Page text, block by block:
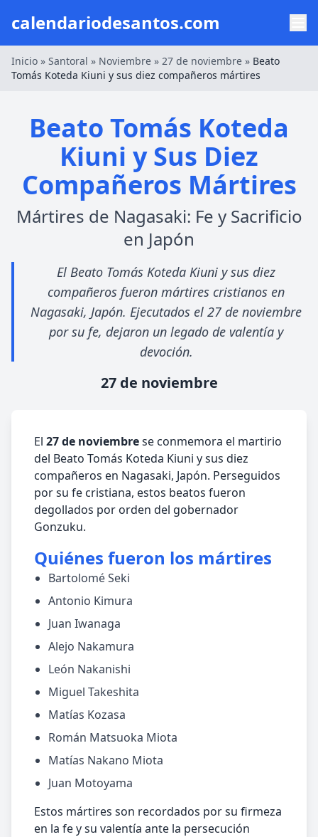
calendariodesantos.com
Inicio » Santoral » Noviembre » 27 de noviembre » Beato
Tomás Koteda Kiuni y sus diez compañeros mártires
Beato Tomás Koteda
Kiuni y Sus Diez
Compañeros Mártires
Mártires de Nagasaki: Fe y Sacrificio
en Japón
El Beato Tomás Koteda Kiuni y sus diez
compañeros fueron mártires cristianos en
Nagasaki, Japón. Ejecutados el 27 de noviembre
por su fe, dejaron un legado de valentía y
devoción.
27 de noviembre
El 27 de noviembrese conmemora el martirio
del Beato Tomás Koteda Kiuni y sus diez
compañeros en Nagasaki, Japón. Perseguidos
por su fe cristiana, estos beatos fueron
degollados por orden del gobernador
Gonzuku.
Quiénes fueron los mártires
Bartolomé Seki
Antonio Kimura
Juan Iwanaga
Alejo Nakamura
León Nakanishi
Miguel Takeshita
Matías Kozasa
Román Matsuoka Miota
Matías Nakano Miota
Juan Motoyama
Estos mártires son recordados por su firmeza
en la fe y su valentía ante la persecución